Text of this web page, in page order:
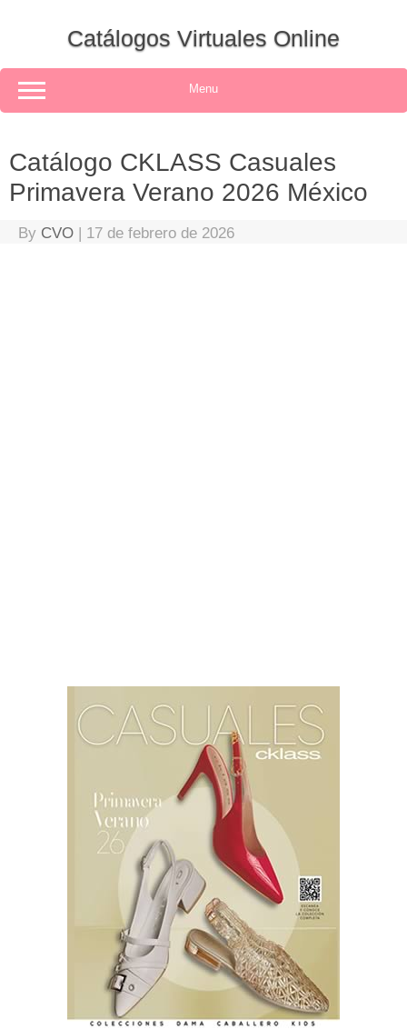
Catálogos Virtuales Online
Menu
Catálogo CKLASS Casuales
Primavera Verano 2026 México
By CVO | 17 de febrero de 2026